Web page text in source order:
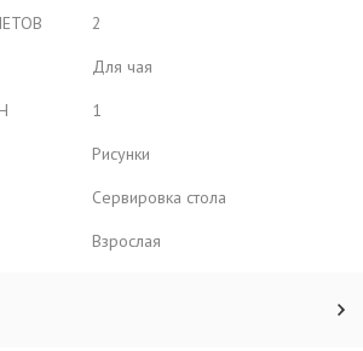
2
Для чая
1
Рисунки
Сервировка стола
Взрослая